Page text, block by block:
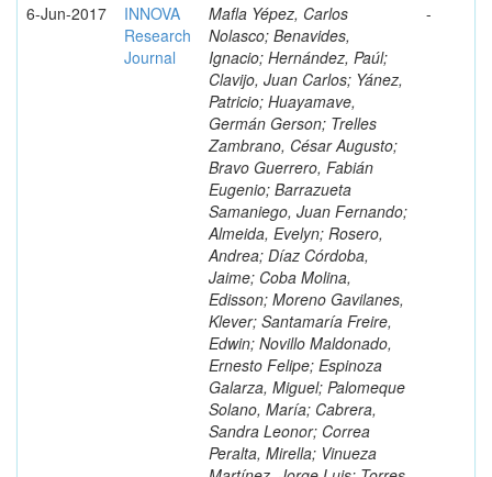
6-Jun-2017
INNOVA
Research
Journal
Mafla Yépez, Carlos
Nolasco; Benavides,
Ignacio; Hernández, Paúl;
Clavijo, Juan Carlos; Yánez,
Patricio; Huayamave,
Germán Gerson; Trelles
Zambrano, César Augusto;
Bravo Guerrero, Fabián
Eugenio; Barrazueta
Samaniego, Juan Fernando;
Almeida, Evelyn; Rosero,
Andrea; Díaz Córdoba,
Jaime; Coba Molina,
Edisson; Moreno Gavilanes,
Klever; Santamaría Freire,
Edwin; Novillo Maldonado,
Ernesto Felipe; Espinoza
Galarza, Miguel; Palomeque
Solano, María; Cabrera,
Sandra Leonor; Correa
Peralta, Mirella; Vinueza
-